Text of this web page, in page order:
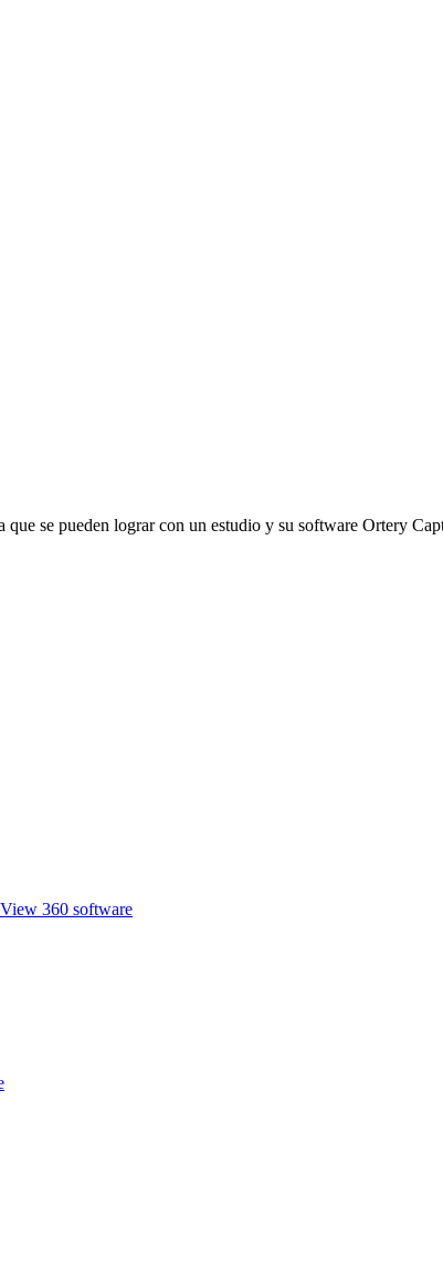
se pueden lograr con un estudio y su software Ortery